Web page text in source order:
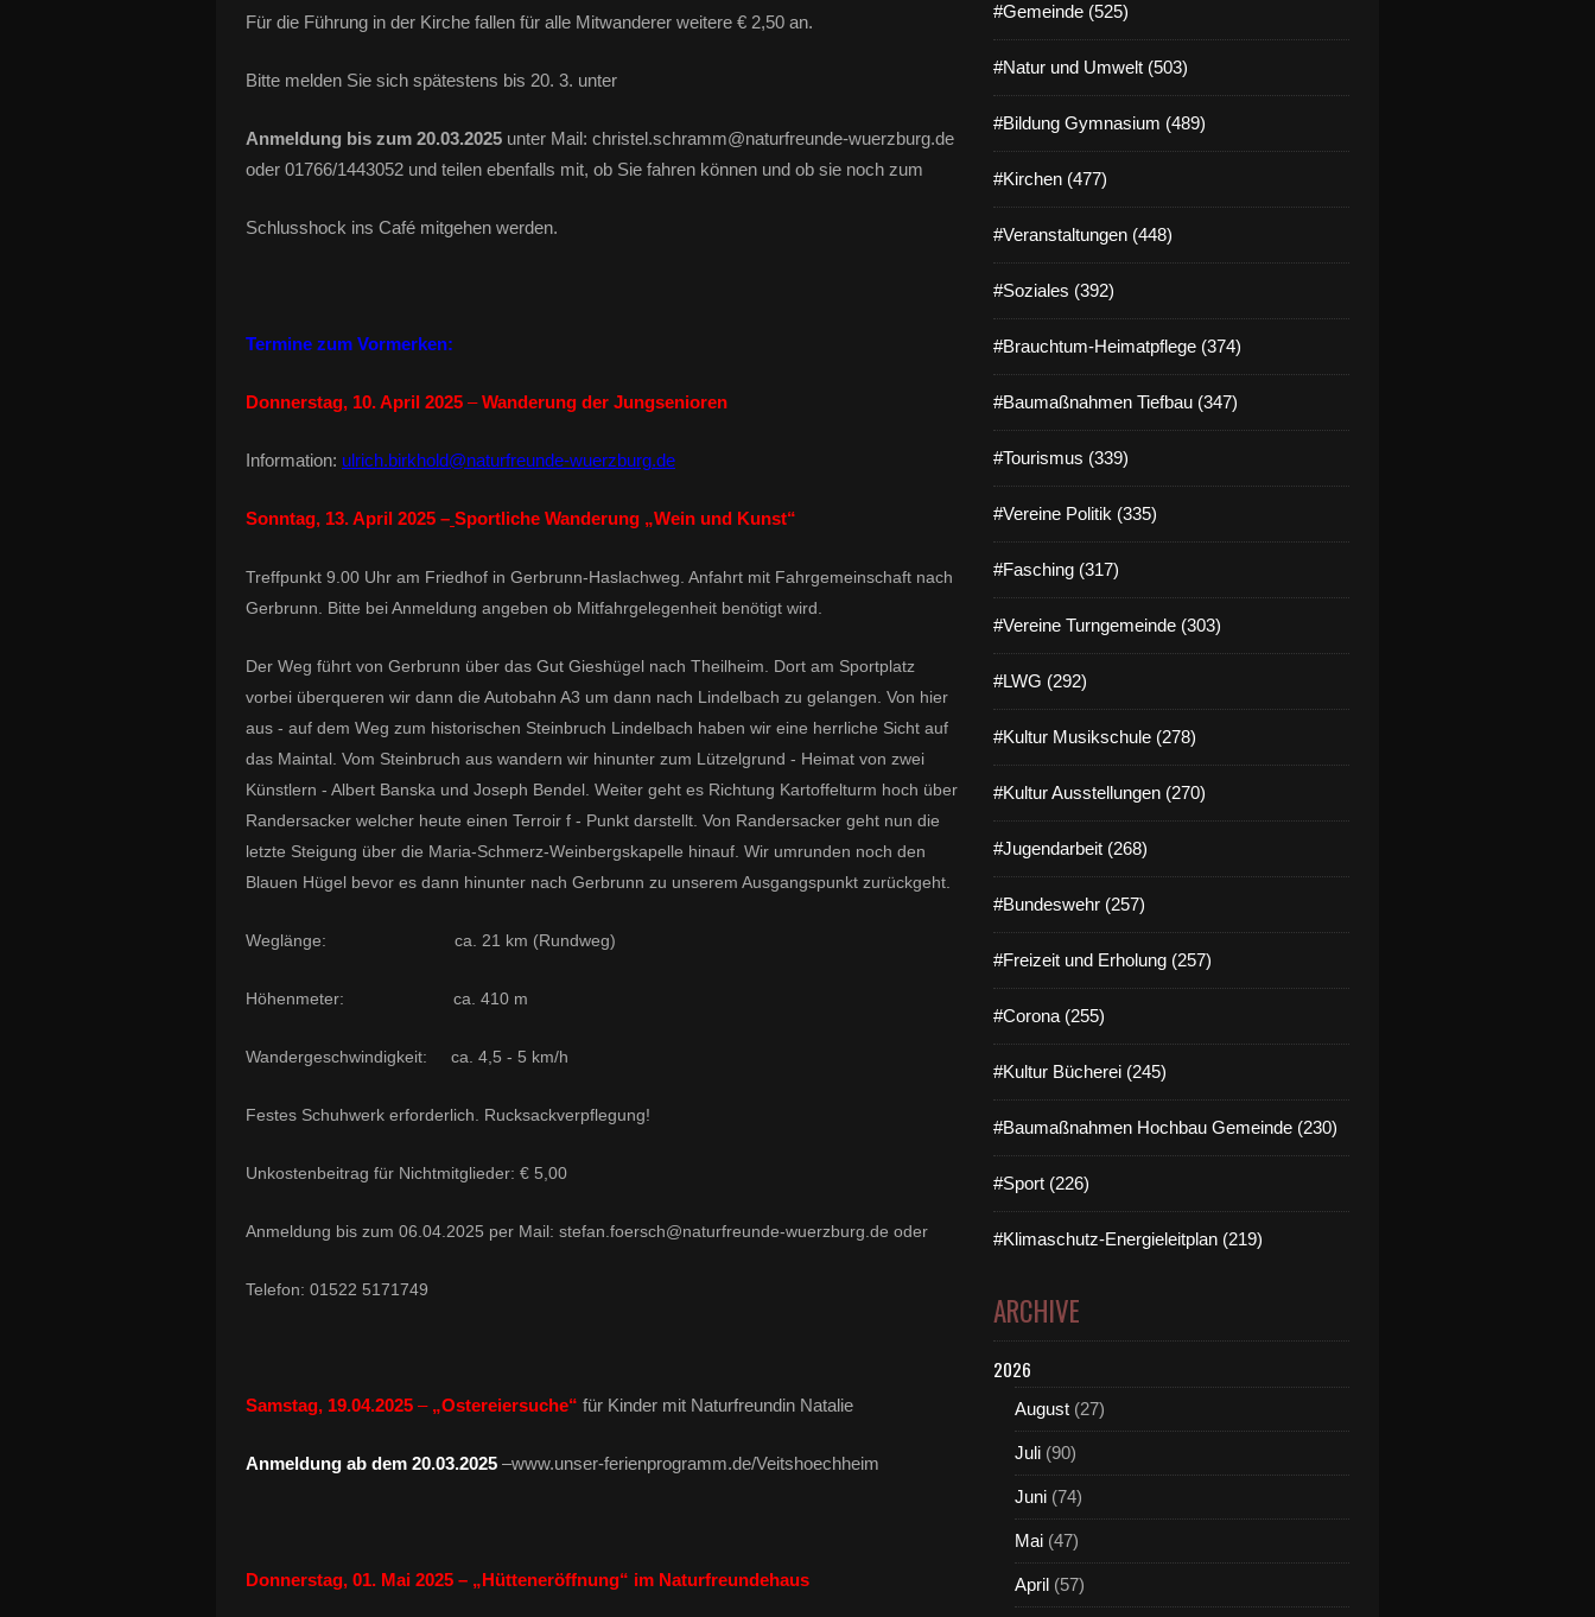
Für die Führung in der Kirche fallen für alle Mitwanderer weitere € 2,50 an.
Bitte melden Sie sich spätestens bis 20. 3. unter
Anmeldung bis zum 20.03.2025 unter Mail: christel.schramm@naturfreunde-wuerzburg.de
oder 01766/1443052 und teilen ebenfalls mit, ob Sie fahren können und ob sie noch zum
Schlusshock ins Café mitgehen werden.
Termine zum Vormerken:
Donnerstag, 10. April 2025 –Wanderung der Jungsenioren
Information: ulrich.birkhold@naturfreunde-wuerzburg.de
Sonntag, 13. April 2025 – Sportliche Wanderung „Wein und Kunst“
Treffpunkt 9.00 Uhr am Friedhof in Gerbrunn-Haslachweg. Anfahrt mit Fahrgemeinschaft nach
Gerbrunn. Bitte bei Anmeldung angeben ob Mitfahrgelegenheit benötigt wird.
Der Weg führt von Gerbrunn über das Gut Gieshügel nach Theilheim. Dort am Sportplatz
vorbei überqueren wir dann die Autobahn A3 um dann nach Lindelbach zu gelangen. Von hier
aus - auf dem Weg zum historischen Steinbruch Lindelbach haben wir eine herrliche Sicht auf
das Maintal. Vom Steinbruch aus wandern wir hinunter zum Lützelgrund - Heimat von zwei
Künstlern - Albert Banska und Joseph Bendel. Weiter geht es Richtung Kartoffelturm hoch über
Randersacker welcher heute einen Terroir f - Punkt darstellt. Von Randersacker geht nun die
letzte Steigung über die Maria-Schmerz-Weinbergskapelle hinauf. Wir umrunden noch den
Blauen Hügel bevor es dann hinunter nach Gerbrunn zu unserem Ausgangspunkt zurückgeht.
Weglänge: ca. 21 km (Rundweg)
Höhenmeter: ca. 410 m
Wandergeschwindigkeit: ca. 4,5 - 5 km/h
Festes Schuhwerk erforderlich. Rucksackverpflegung!
Unkostenbeitrag für Nichtmitglieder: € 5,00
Anmeldung bis zum 06.04.2025 per Mail: stefan.foersch@naturfreunde-wuerzburg.de oder
Telefon: 01522 5171749
Samstag, 19.04.2025 – „Ostereiersuche“ für Kinder mit Naturfreundin Natalie
Anmeldung ab dem 20.03.2025 –www.unser-ferienprogramm.de/Veitshoechheim
Donnerstag, 01. Mai 2025 – „Hütteneröffnung“ im Naturfreundehaus
#Gemeinde (525)
#Natur und Umwelt (503)
#Bildung Gymnasium (489)
#Kirchen (477)
#Veranstaltungen (448)
#Soziales (392)
#Brauchtum-Heimatpflege (374)
#Baumaßnahmen Tiefbau (347)
#Tourismus (339)
#Vereine Politik (335)
#Fasching (317)
#Vereine Turngemeinde (303)
#LWG (292)
#Kultur Musikschule (278)
#Kultur Ausstellungen (270)
#Jugendarbeit (268)
#Bundeswehr (257)
#Freizeit und Erholung (257)
#Corona (255)
#Kultur Bücherei (245)
#Baumaßnahmen Hochbau Gemeinde (230)
#Sport (226)
#Klimaschutz-Energieleitplan (219)
ARCHIVE
2026
August (27)
Juli (90)
Juni (74)
Mai (47)
April (57)